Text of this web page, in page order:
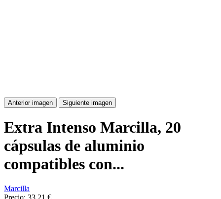
Anterior imagen Siguiente imagen
Extra Intenso Marcilla, 20
cápsulas de aluminio
compatibles con...
Marcilla
Precio: 33,21 €